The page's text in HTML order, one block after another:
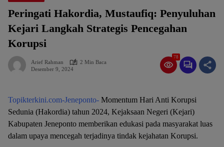
Peringati Hakordia, Mustaufiq: Penyuluhan
Kejari Langkah Strategis Pencegahan
Korupsi
Arief Rahman
2 Min Baca
Desember 9, 2024
78
Topikterkini.com-Jeneponto- Momentum Hari Anti Korupsi
Sedunia (Hakordia) tahun 2024, Kejaksaan Negeri (Kejari)
Kabupaten Jeneponto memberikan edukasi pada masyarakat luas
dalam upaya mencegah terjadinya tindak kejahatan Korupsi.